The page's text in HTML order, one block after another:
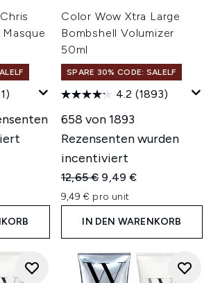
Color Wow Xtra Large
Bombshell Volumizer
50ml
SPARE 30% CODE: SALELF
4.2 (1893)
658 von 1893
Rezensenten wurden
incentiviert
Unverbindliche
12,65 € Aktueller Preis:
9,49 €
9,49 € pro unit
IN DEN WARENKORB